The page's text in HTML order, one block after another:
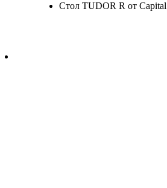
Cтол TUDOR R от Capital